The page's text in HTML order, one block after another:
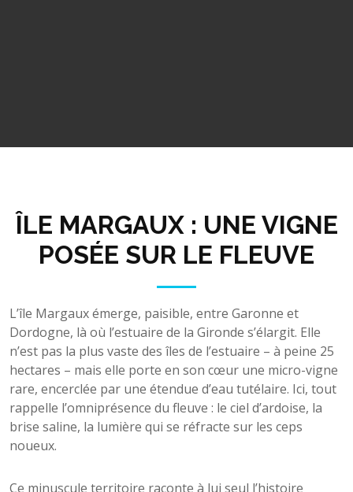
ÎLE MARGAUX : UNE VIGNE
POSÉE SUR LE FLEUVE
L’île Margaux émerge, paisible, entre Garonne et
Dordogne, là où l’estuaire de la Gironde s’élargit. Elle
n’est pas la plus vaste des îles de l’estuaire – à peine 25
hectares – mais elle porte en son cœur une micro-vigne
rare, encerclée par une étendue d’eau tutélaire. Ici, tout
rappelle l’omniprésence du fleuve : le ciel d’ardoise, la
brise saline, la lumière qui se réfracte sur les ceps
noueux.
Ce minuscule territoire raconte à lui seul l’histoire